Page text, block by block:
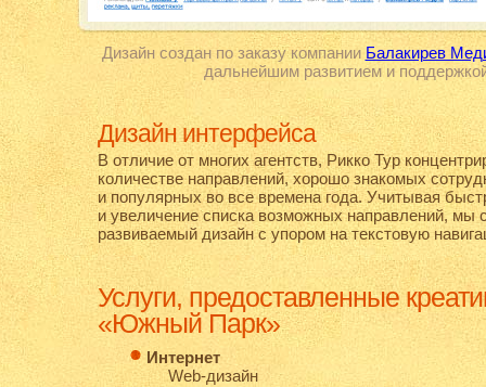
Дизайн создан по заказу компании Балакирев
дальнейшим развитием и
Дизайн интерфейса
В отличие от многих агентств, Рикко Тур
количестве направлений, хорошо знакомых
и популярных во все времена года. Учитывая
и увеличение списка возможных направлений, мы
развиваемый дизайн с упором на текстовую
Услуги, предоставленные
«Южный Парк»
Интернет
Web-дизайн